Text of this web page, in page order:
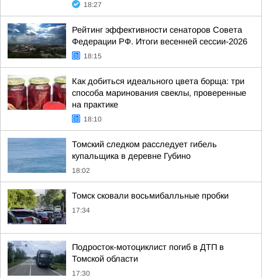
18:27
Рейтинг эффективности сенаторов Совета
Федерации РФ. Итоги весенней сессии-2026
18:15
Как добиться идеального цвета борща: три
способа маринования свеклы, проверенные
на практике
18:10
Томский следком расследует гибель
купальщика в деревне Губино
18:02
Томск сковали восьмибалльные пробки
17:34
Подросток-мотоциклист погиб в ДТП в
Томской области
17:30